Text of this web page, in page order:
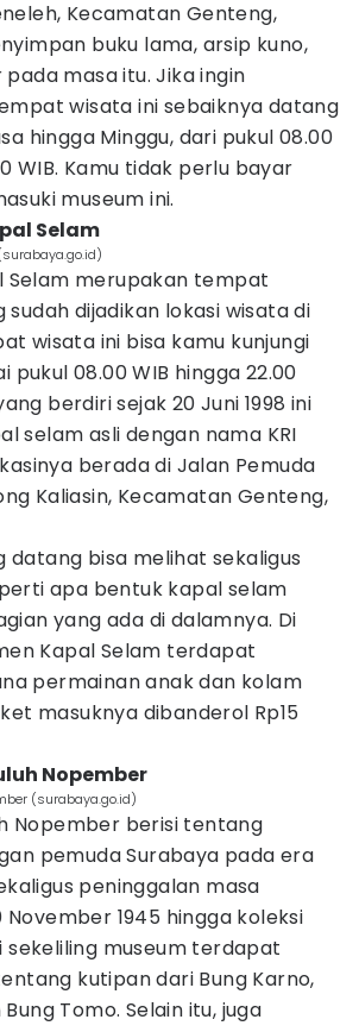
Kecamatan Genteng,
buku lama, arsip kuno,
masa itu. Jika ingin
wisata ini sebaiknya datang
hingga Minggu, dari pukul 08.00
WIB. Kamu tidak perlu bayar
museum ini.
Selam
Selam merupakan tempat
dijadikan lokasi wisata di
wisata ini bisa kamu kunjungi
pukul 08.00 WIB hingga 22.00
berdiri sejak 20 Juni 1998 ini
selam asli dengan nama KRI
berada di Jalan Pemuda
Kaliasin, Kecamatan Genteng,
datang bisa melihat sekaligus
apa bentuk kapal selam
yang ada di dalamnya. Di
Kapal Selam terdapat
permainan anak dan kolam
masuknya dibanderol Rp15
Nopember
(surabaya.go.id)
Nopember berisi tentang
pemuda Surabaya pada era
peninggalan masa
1945 hingga koleksi
sekeliling museum terdapat
kutipan dari Bung Karno,
Tomo. Selain itu, juga